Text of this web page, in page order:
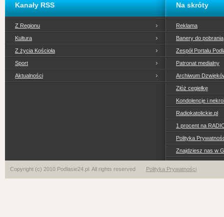
Kanały RSS
Z Regionu
Kultura
Z życia Kościoła
Sport
Aktualności
Na skróty
Reklama
Banery do pobrania
Zespół Portalu
Patronat medialny
Archiwum
Złóż cegiełkę
Kondolencje i
Radiokatolickie.pl
1 procent na
Polityka
Znajdziesz nas w
Copyright (c) 2010 Podlasie24.pl. All rights reserved Polityka Prywatności